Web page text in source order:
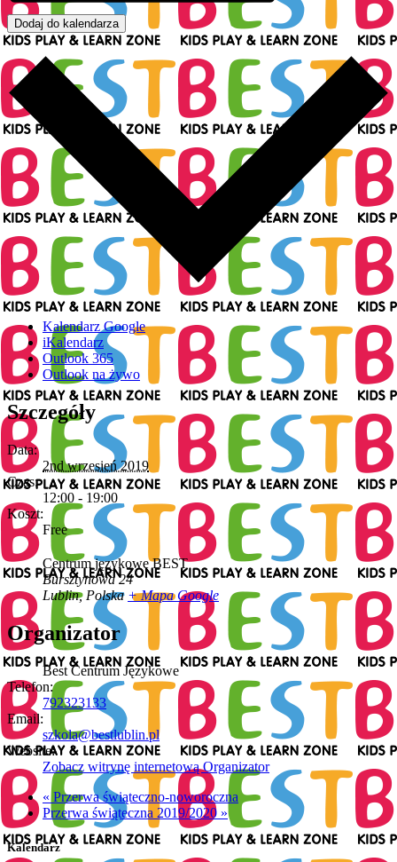
Dodaj do kalendarza
Kalendarz Google
iKalendarz
Outlook 365
Outlook na żywo
Szczegóły
Data:
2nd wrzesień 2019
Czas:
12:00 - 19:00
Koszt:
Free
Centrum językowe BEST
Bursztynowa 24
Lublin, Polska + Mapa Google
Organizator
Best Centrum Językowe
Telefon:
792323133
Email:
szkola@bestlublin.pl
Website:
Zobacz witrynę internetową Organizator
«Przerwa świąteczno-noworoczna
Przerwa świąteczna 2019/2020 »
Kalendarz